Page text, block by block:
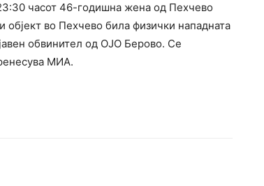
часот 46-годишна жена од Пехчево
објект во Пехчево била физички нападната
обвинител од ОЈО Берово. Се
МИА.